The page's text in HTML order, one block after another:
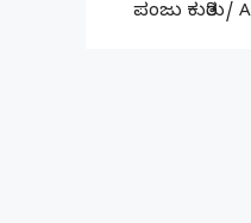
ಪಂಜು ಕುರಿತು/